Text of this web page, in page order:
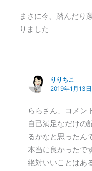
まさに今、踏んだり
りました
りりちこ
2019年1月13
ららさん、コメン
自己満足なだけの
るかなと思ったん
本当に良かったで
絶対いいことはあ